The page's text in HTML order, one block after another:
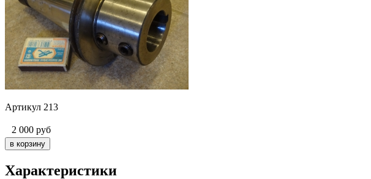
Артикул 213
2 000 руб
Характеристики